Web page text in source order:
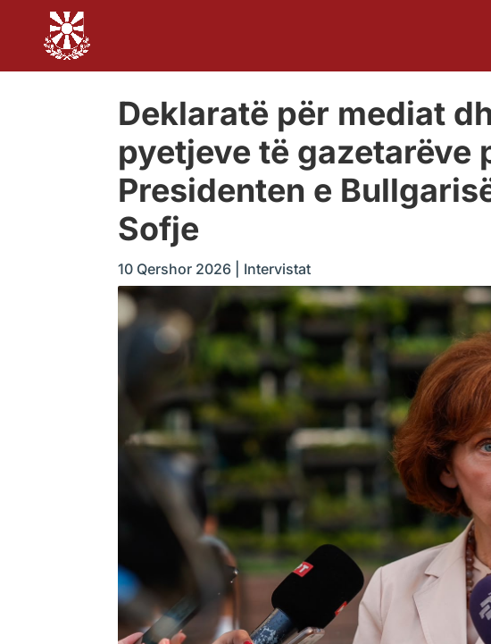
Deklaratë për mediat
pyetjeve të gazetarëve
Presidenten e
Sofje
10 Qershor 2026 Intervistat